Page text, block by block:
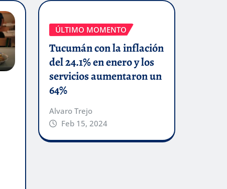
ÚLTIMO MOMENTO
Tucumán con la inflación
del 24.1% en enero y los
servicios aumentaron un
64%
Alvaro Trejo
Feb 15, 2024